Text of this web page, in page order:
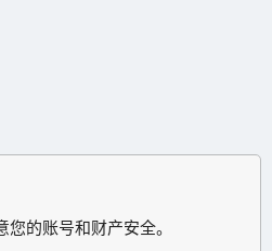
的账号和财产安全。